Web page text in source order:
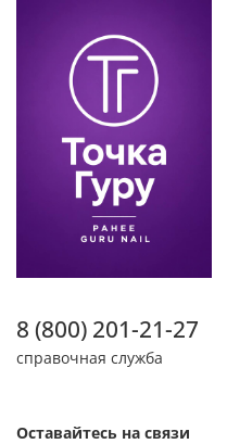
8 (800) 201-21-27
справочная служба
Оставайтесь на связи